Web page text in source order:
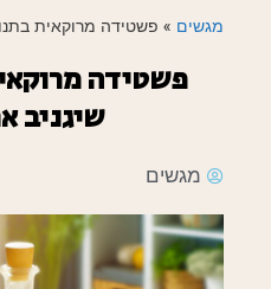
מגשים » פשטידה מרוקאית
פשטידה
שיגניב
מגשים